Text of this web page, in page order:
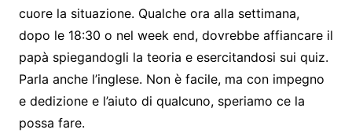
cuore la situazione. Qualche ora alla settimana,
dopo le 18:30 o nel week end, dovrebbe affiancare il
papà spiegandogli la teoria e esercitandosi sui quiz.
Parla anche l’inglese. Non è facile, ma con impegno
e dedizione e l’aiuto di qualcuno, speriamo ce la
possa fare.